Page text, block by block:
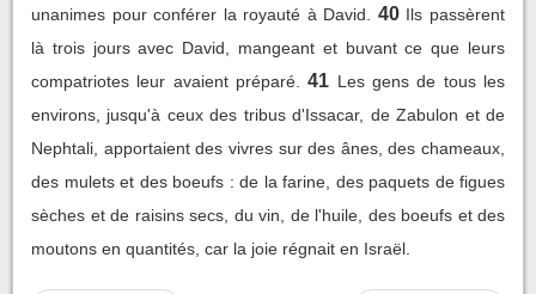
unanimes pour conférer la royauté à David.
40 Ils passèrent
là trois jours avec David, mangeant et buvant ce que leurs
compatriotes leur avaient préparé.
41 Les gens de tous les
environs, jusqu'à ceux des tribus d'Issacar, de Zabulon et de
Nephtali, apportaient des vivres sur des ânes, des chameaux,
des mulets et des boeufs : de la farine, des paquets de figues
sèches et de raisins secs, du vin, de l'huile, des boeufs et des
moutons en quantités, car la joie régnait en Israël.